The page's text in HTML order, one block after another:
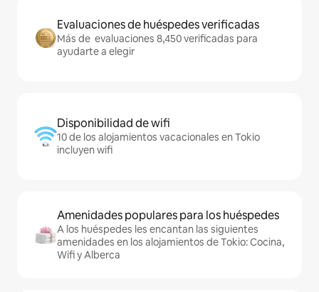
Evaluaciones de huéspedes verificadas
Más de evaluaciones 8,450 verificadas para
ayudarte a elegir
Disponibilidad de wifi
10 de los alojamientos vacacionales en Tokio
incluyen wifi
Amenidades populares para los huéspedes
A los huéspedes les encantan las siguientes
amenidades en los alojamientos de Tokio: Cocina,
Wifi y Alberca